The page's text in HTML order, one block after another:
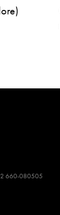
660-080505